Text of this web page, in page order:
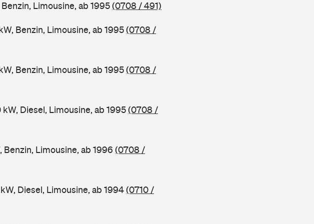
Limousine, ab 1995(0708 / 491)
Benzin, Limousine, ab 1995(0708 /
Benzin, Limousine, ab 1995(0708 /
Diesel, Limousine, ab 1995(0708 /
Benzin, Limousine, ab 1996 (0708 /
Diesel, Limousine, ab 1994(0710 /